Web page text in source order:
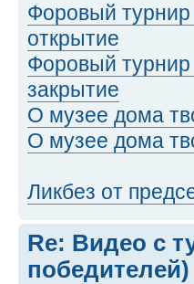
Форовый
открытие
Форовый
закрытие
О музее дома
О музее дома
Ликбез от
Re: Видео с